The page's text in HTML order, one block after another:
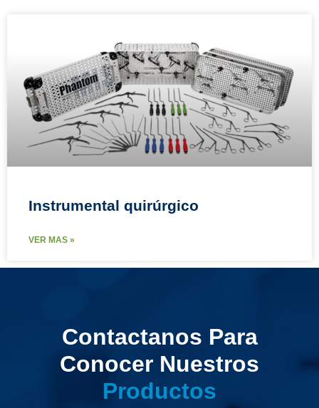
Instrumental quirúrgico
VER MAS »
Contactanos Para
Conocer Nuestros
Productos